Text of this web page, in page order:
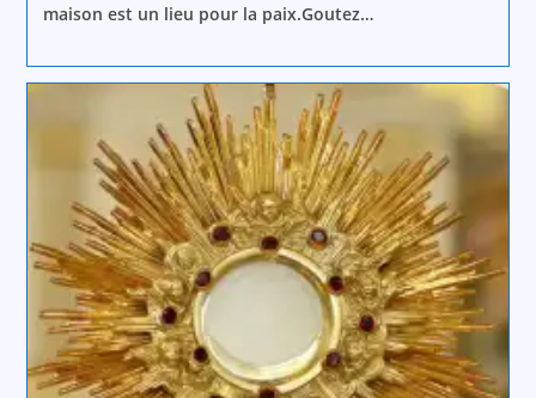
maison est un lieu pour la paix.Goutez…